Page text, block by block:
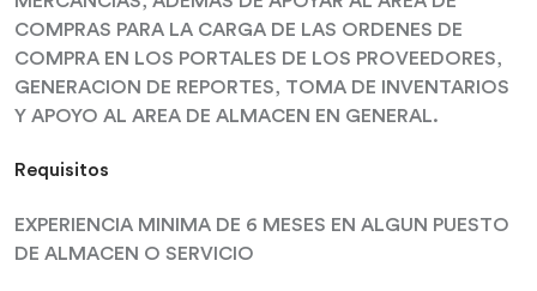
COMPRAS PARA LA CARGA DE LAS ORDENES DE
COMPRA EN LOS PORTALES DE LOS PROVEEDORES,
GENERACION DE REPORTES, TOMA DE INVENTARIOS
Y APOYO AL AREA DE ALMACEN EN GENERAL.
Requisitos
EXPERIENCIA MINIMA DE 6 MESES EN ALGUN PUESTO
DE ALMACEN O SERVICIO